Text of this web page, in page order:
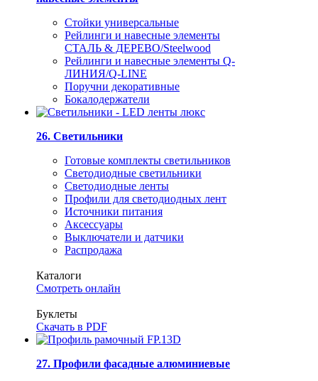
Стойки универсальные
Рейлинги и навесные элементы
СТАЛЬ & ДЕРЕВО/Steelwood
Рейлинги и навесные элементы Q-
ЛИНИЯ/Q-LINE
Поручни декоративные
Бокалодержатели
26. Светильники
Готовые комплекты светильников
Светодиодные светильники
Светодиодные ленты
Профили для светодиодных лент
Источники питания
Аксессуары
Выключатели и датчики
Распродажа
Каталоги
Смотреть онлайн
Буклеты
Скачать в PDF
27. Профили фасадные алюминиевые